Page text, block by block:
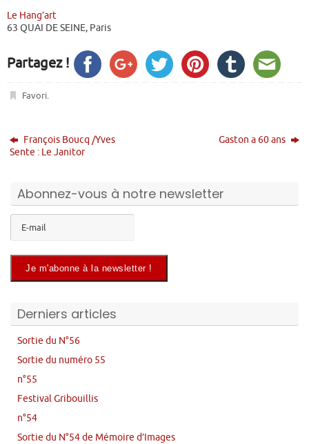
Le Hang’art
63 QUAI DE SEINE, Paris
Partagez !
Favori.
François Boucq /Yves
Sente : Le Janitor
Gaston a 60 ans
Abonnez-vous à notre newsletter
Derniers articles
Sortie du N°56
Sortie du numéro 55
n°55
Festival Gribouillis
n°54
Sortie du N°54 de Mémoire d’Images